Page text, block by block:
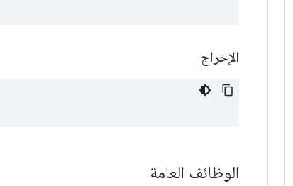
الإخراج
الوظائف العامة